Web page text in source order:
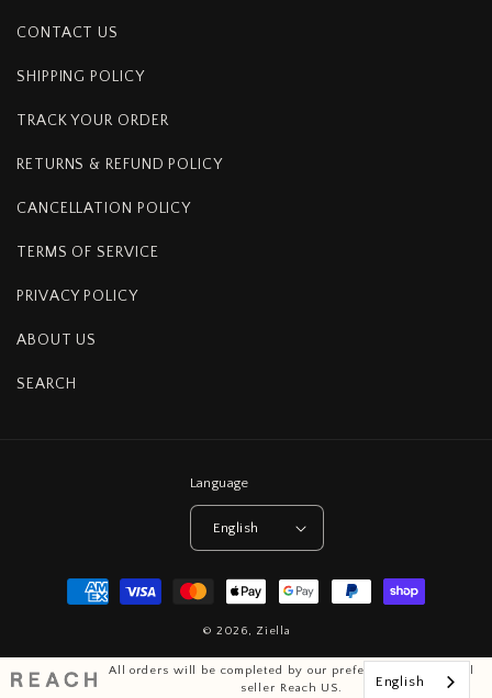
CONTACT US
SHIPPING POLICY
TRACK YOUR ORDER
RETURNS & REFUND POLICY
CANCELLATION POLICY
TERMS OF SERVICE
PRIVACY POLICY
ABOUT US
SEARCH
Language
English
Payment
methods
© 2026, Ziella
All orders will be completed by our preferred international
seller Reach US.
English